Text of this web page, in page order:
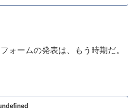
ォームの発表は、もう時期だ。
undefined